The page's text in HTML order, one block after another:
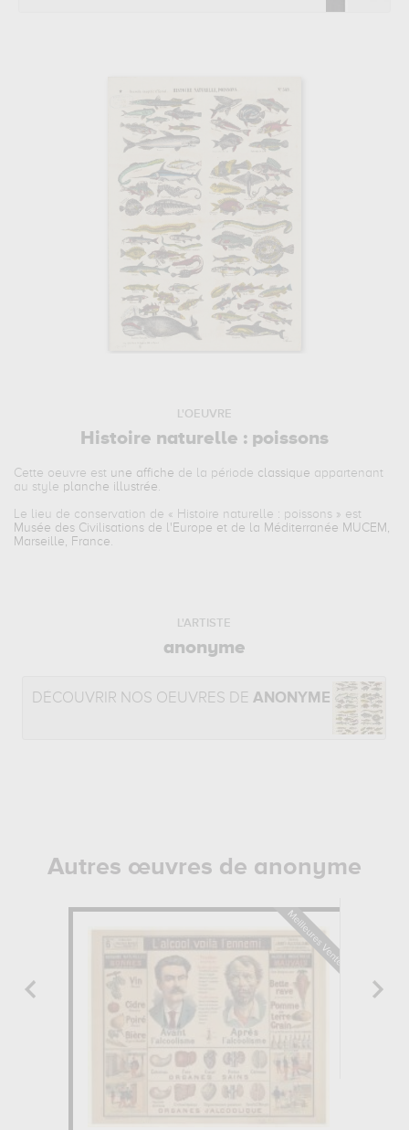
L'OEUVRE
Histoire naturelle : poissons
Cette oeuvre est une affiche de la période classique appartenant
au style planche illustrée.
Le lieu de conservation de « Histoire naturelle : poissons » est
Musée des Civilisations de l'Europe et de la Méditerranée MUCEM,
Marseille, France.
L'ARTISTE
anonyme
DÉCOUVRIR NOS OEUVRES DEANONYME
Autres œuvres de anonyme